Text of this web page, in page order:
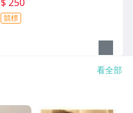
$ 250
競標
看全部